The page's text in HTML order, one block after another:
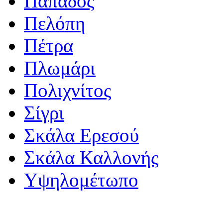
Πελόπη
Πέτρα
Πλωμάρι
Πολιχνίτος
Σίγρι
Σκάλα Ερεσού
Σκάλα Καλλονής
Υψηλομέτωπο